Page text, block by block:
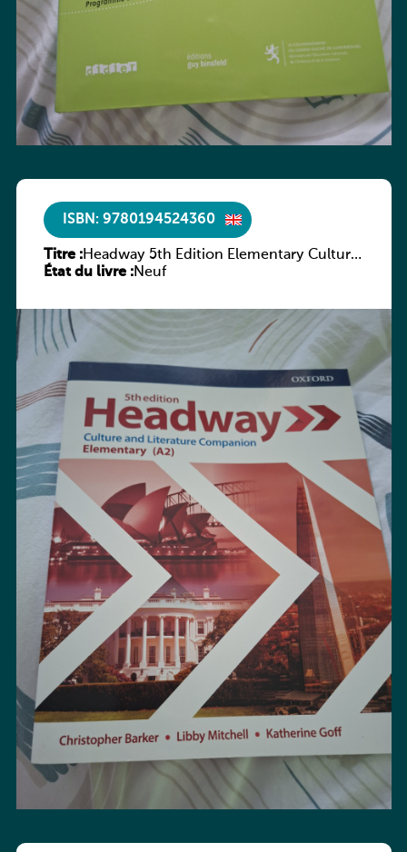
ISBN: 9780194524360
Titre :Headway 5th Edition Elementary Culture
and Literature Companion
État du livre :Neuf